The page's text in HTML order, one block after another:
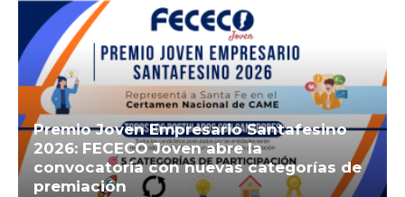
Premio Joven Empresario Santafesino
2026: FECECO Joven abre la
convocatoria con nuevas categorías de
premiación